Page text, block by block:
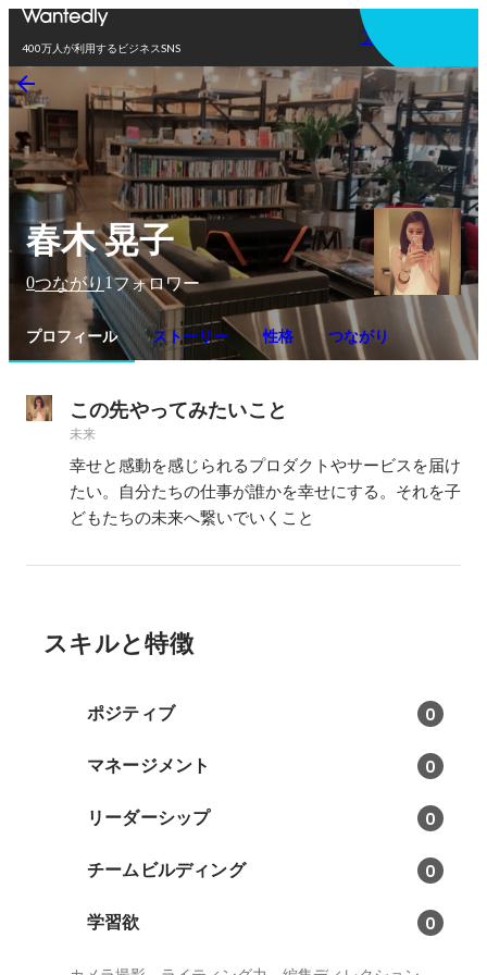
400万人が利用するビジネスSNS
アプリを使う
春木 晃子
0つながり 1フォロワー
プロフィール ストーリー 性格 つながり
この先やってみたいこと
未来
幸せと感動を感じられるプロダクトやサービスを届け
たい。自分たちの仕事が誰かを幸せにする。それを子
どもたちの未来へ繋いでいくこと
スキルと特徴
ポジティブ 0
マネージメント 0
リーダーシップ 0
チームビルディング 0
学習欲 0